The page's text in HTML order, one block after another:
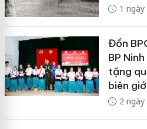
1
Đồn
BP
tặng
biên
2